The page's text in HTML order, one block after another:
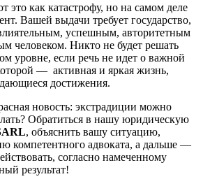
как катастрофу, но на самом деле
Вашей выдачи требует государство,
успешным, авторитетным
человеком. Никто не будет решать
уровне, если речь не идет о важной
— активная и яркая жизнь,
достижения.
новость: экстрадиции можно
Обратиться в нашу юридическую
, объяснить вашу ситуацию,
компетентного адвоката, а дальше —
согласно намеченному
результат!